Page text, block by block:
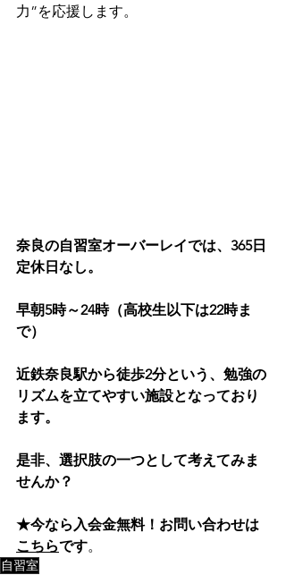
力”を応援します。
奈良の自習室オーバーレイでは、365日
定休日なし。
早朝5時～24時（高校生以下は22時ま
で）
近鉄奈良駅から徒歩2分という、勉強の
リズムを立てやすい施設となっており
ます。
是非、選択肢の一つとして考えてみま
せんか？
★今なら入会金無料！お問い合わせは
こちらです。
自習室